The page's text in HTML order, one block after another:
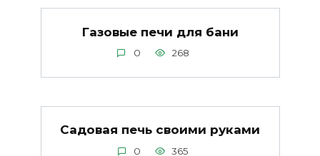
Газовые печи для бани
0 268
Садовая печь своими руками
0 365